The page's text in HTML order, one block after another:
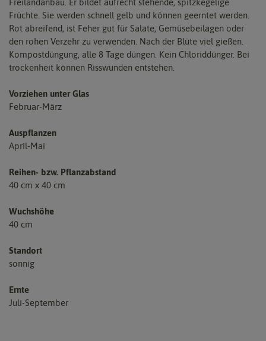
Freilandanbau. Er bildet aufrecht stehende, spitzkegelige
Früchte. Sie werden schnell gelb und können geerntet werden.
Rot abreifend, ist Feher gut für Salate, Gemüsebeilagen oder
den rohen Verzehr zu verwenden. Nach der Blüte viel gießen.
Kompostdüngung, alle 8 Tage düngen. Kein Chloriddünger. Bei
trockenheit können Risswunden entstehen.
Vorziehen unter Glas
Februar-März
Auspflanzen
April-Mai
Reihen- bzw. Pflanzabstand
40 cm x 40 cm
Wuchshöhe
40 cm
Standort
sonnig
Ernte
Juli-September